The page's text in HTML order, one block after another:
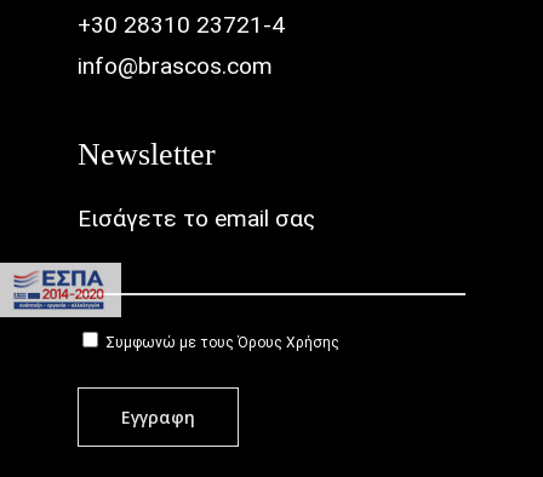
+30 28310 23721-4
info@brascos.com
Newsletter
Εισάγετε το email σας
Συμφωνώ με τους Όρους Χρήσης